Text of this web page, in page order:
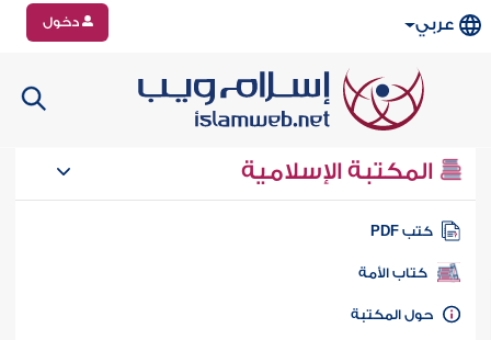
عربي دخول
المكتبة الإسلامية
كتب PDF
كتاب الأمة